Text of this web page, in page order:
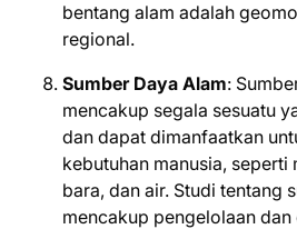
bentang alam adalah
regional.
Sumber Daya Alam:
mencakup segala sesuatu
dan dapat dimanfaatkan
kebutuhan manusia, seperti
bara, dan air. Studi tentang
mencakup pengelolaan